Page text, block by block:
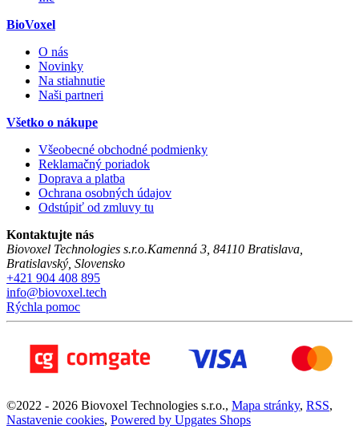
BioVoxel
O nás
Novinky
Na stiahnutie
Naši partneri
Všetko o nákupe
Všeobecné obchodné podmienky
Reklamačný poriadok
Doprava a platba
Ochrana osobných údajov
Odstúpiť od zmluvy tu
Kontaktujte nás
Biovoxel Technologies s.r.o.Kamenná 3 84110 Bratislava
Bratislavský Slovensko
+421 904 408 895
info@biovoxel.tech
Rýchla pomoc
©2022 - 2026 Biovoxel Technologies s.r.o., Mapa stránky, RSS,
Nastavenie cookies, Powered by Upgates Shops